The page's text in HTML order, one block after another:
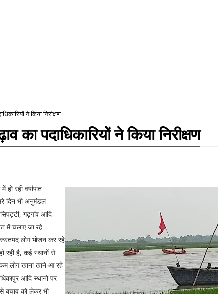
ने किया निरीक्षण
पदाधिकारियों ने किया निरीक्षण
रही वर्षापात
दिन भी अनुमंडल
गढ़गांव आदि
में चलाए जा रहे
लोग भोजन कर रहे
रही है, कई स्थानों से
लोग खाना खाने आ रहे
आदि स्थानो पर
से बचाव को लेकर भी